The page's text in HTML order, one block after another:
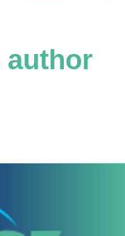
author